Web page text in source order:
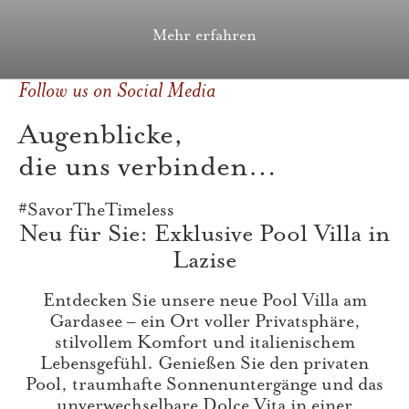
Mehr erfahren
Follow us on Social Media
Augenblicke,
die uns verbinden…
#SavorTheTimeless
Neu für Sie: Exklusive Pool Villa in
Lazise
Entdecken Sie unsere neue Pool Villa am
Gardasee – ein Ort voller Privatsphäre,
stilvollem Komfort und italienischem
Lebensgefühl. Genießen Sie den privaten
Pool, traumhafte Sonnenuntergänge und das